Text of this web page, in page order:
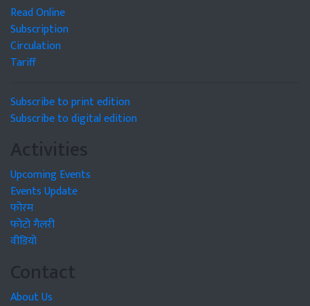
Read Online
Subscription
Circulation
Tariff
Subscribe to print edition
Subscribe to digital edition
Activities
Upcoming Events
Events Update
फोरम
फोटो गैलरी
वीडियो
Contact
About Us